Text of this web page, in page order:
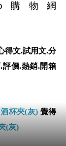
購物網
得文.試用文.分
評價.熱銷.開箱
杯夾(灰) 覺得
(灰)